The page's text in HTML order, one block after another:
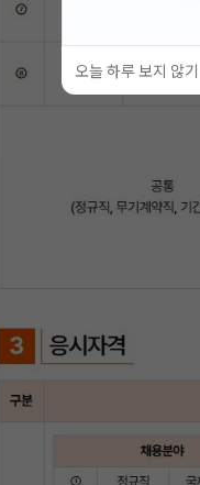
오늘 하루 보지 않기